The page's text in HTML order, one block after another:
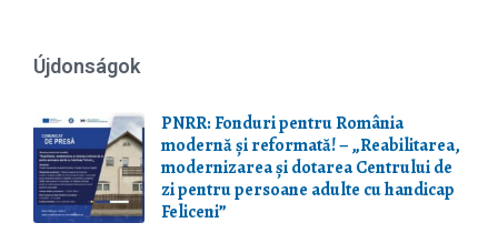
Újdonságok
PNRR: Fonduri pentru România
modernă și reformată! – „Reabilitarea,
modernizarea și dotarea Centrului de
zi pentru persoane adulte cu handicap
Feliceni”